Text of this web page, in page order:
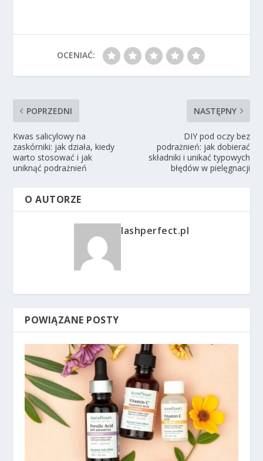
OCENIAĆ:
POPRZEDNI
Kwas salicylowy na
zaskórniki: jak działa, kiedy
warto stosować i jak
uniknąć podrażnień
NASTĘPNY
DIY pod oczy bez
podrażnień: jak dobierać
składniki i unikać typowych
błędów w pielęgnacji
O AUTORZE
lashperfect.pl
POWIĄZANE POSTY